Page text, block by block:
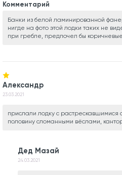
Комментарий
Банки из белой ламинированной
нигде на фото этой лодки таких не
при гребле, предпочел бы
Александр
23.03.2021
прислали лодку с растрескавшимися
половину сломанными вёслами,
Дед Мазай
24.03.2021